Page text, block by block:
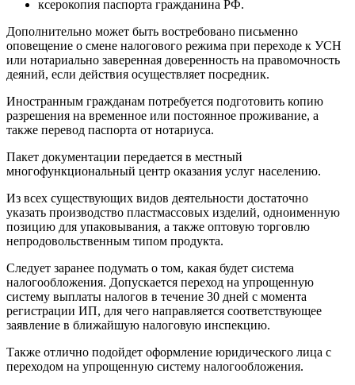
ксерокопия паспорта гражданина РФ.
Дополнительно может быть востребовано письменно
оповещение о смене налогового режима при переходе к УСН
или нотариально заверенная доверенность на правомочность
деяний, если действия осуществляет посредник.
Иностранным гражданам потребуется подготовить копию
разрешения на временное или постоянное проживание, а
также перевод паспорта от нотариуса.
Пакет документации передается в местный
многофункциональный центр оказания услуг населению.
Из всех существующих видов деятельности достаточно
указать производство пластмассовых изделий, одноименную
позицию для упаковывания, а также оптовую торговлю
непродовольственным типом продукта.
Следует заранее подумать о том, какая будет система
налогообложения. Допускается переход на упрощенную
систему выплаты налогов в течение 30 дней с момента
регистрации ИП, для чего направляется соответствующее
заявление в ближайшую налоговую инспекцию.
Также отлично подойдет оформление юридического лица с
переходом на упрощенную систему налогообложения.